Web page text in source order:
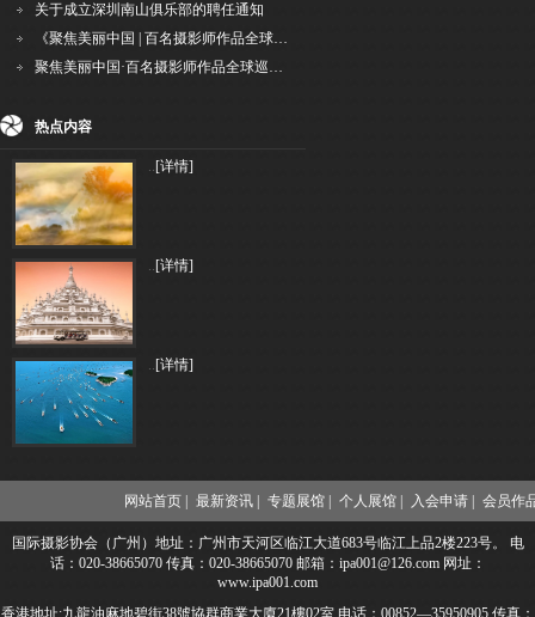
关于成立深圳南山俱乐部的聘任通知
《聚焦美丽中国 | 百名摄影师作品全球巡回展》（晋中）开幕新闻通稿
聚焦美丽中国·百名摄影师作品全球巡展深圳站盛大开幕
热点内容
..[详情]
..[详情]
..[详情]
网站首页 | 最新资讯 | 专题展馆 | 个人展馆 | 入会申请 | 会员作
国际摄影协会（广州）地址：广州市天河区临江大道683号临江上品2楼223号。 电
话：020-38665070 传真：020-38665070 邮箱：ipa001@126.com 网址：
www.ipa001.com
香港地址:九龍油麻地碧街38號協群商業大廈21樓02室 电话：00852—35950905 传真：